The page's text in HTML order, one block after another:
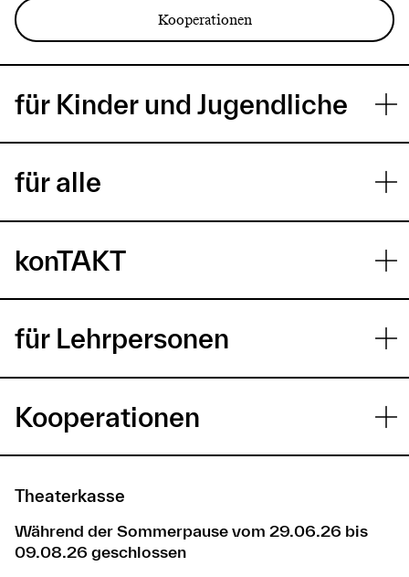
Kooperationen
für Kinder und Jugendliche
für alle
konTAKT
für Lehrpersonen
Kooperationen
Theaterkasse
Während der Sommerpause vom 29.06.26 bis
09.08.26 geschlossen